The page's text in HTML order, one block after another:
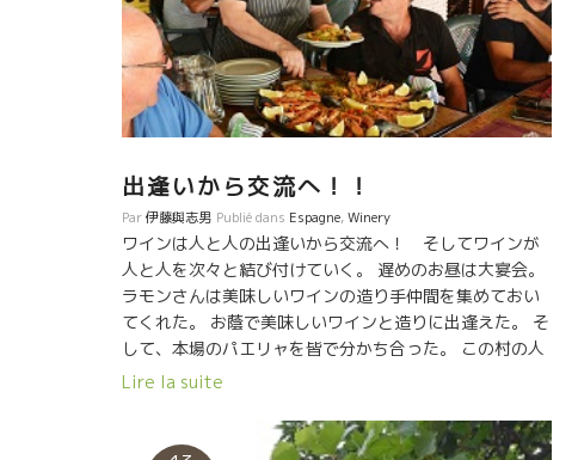
出逢いから交流へ！！
Par伊藤與志男 Publié dans Espagne,Winery
ワインは人と人の出逢いから交流へ！ そしてワインが
人と人を次々と結び付けていく。 遅めのお昼は大宴会。
ラモンさんは美味しいワインの造り手仲間を集めておい
てくれた。 お蔭で美味しいワインと造りに出逢えた。 そ
して、本場のパエリャを皆で分かち合った。 この村の人
達にとってラモンさんは大切な人、皆がラモンのテ－ブ
結局、お昼から夜の２０：００まで食べて、飲み続けな
がら人生を、文化を交流して分かち合った。 フランスに
Lire la suite